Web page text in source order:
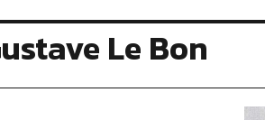
Le Bon